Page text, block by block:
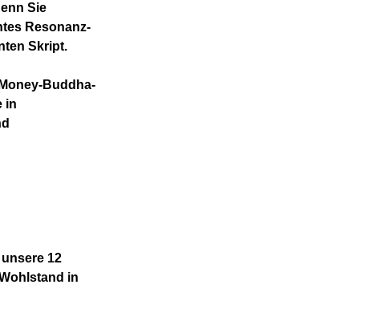
Sie
Resonanz-
Skript.
Buddha-
in
12
in